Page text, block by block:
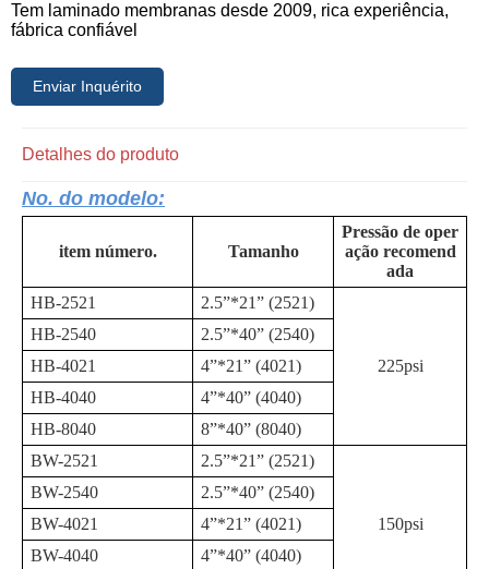
Tem laminado membranas desde 2009, rica experiência,
fábrica confiável
Enviar Inquérito
Detalhes do produto
No. do modelo:
item número. Tamanho
Pressão de oper
ação recomend
ada
HB-2521
2.5”*21” (2521)
225psi
HB-2540
2.5”*40” (2540)
HB-4021
4”*21” (4021)
HB-4040
4”*40” (4040)
HB-8040
8”*40” (8040)
BW-2521
2.5”*21” (2521)
150psi
BW-2540
2.5”*40” (2540)
BW-4021
4”*21” (4021)
BW-4040
4”*40” (4040)